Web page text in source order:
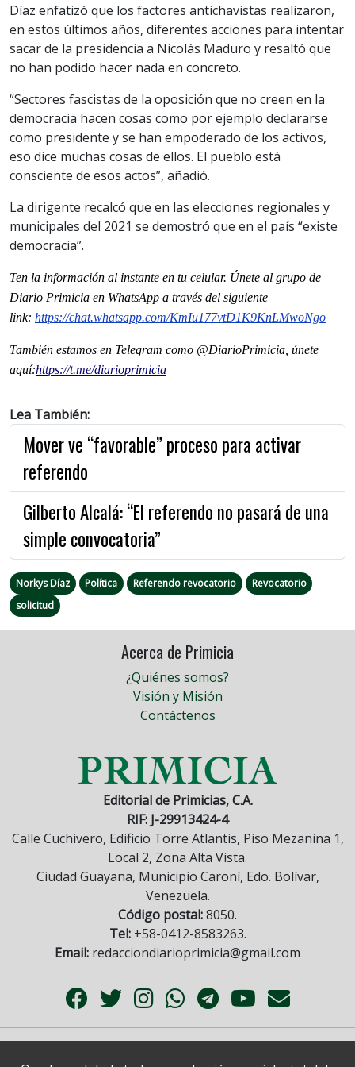
Díaz enfatizó que los factores antichavistas realizaron,
en estos últimos años, diferentes acciones para intentar
sacar de la presidencia a Nicolás Maduro y resaltó que
no han podido hacer nada en concreto.
“Sectores fascistas de la oposición que no creen en la
democracia hacen cosas como por ejemplo declararse
como presidente y se han empoderado de los activos,
eso dice muchas cosas de ellos. El pueblo está
consciente de esos actos”, añadió.
La dirigente recalcó que en las elecciones regionales y
municipales del 2021 se demostró que en el país “existe
democracia”.
Ten la información al instante en tu celular. Únete al grupo de
Diario Primicia en WhatsApp a través del siguiente
link: https://chat.whatsapp.com/KmIu177vtD1K9KnLMwoNgo
También estamos en Telegram como @DiarioPrimicia, únete
aquí:https://t.me/diarioprimicia
Lea También:
Mover ve “favorable” proceso para activar
referendo
Gilberto Alcalá: “El referendo no pasará de una
simple convocatoria”
Norkys Díaz Política Referendo revocatorio
Revocatorio
solicitud
Acerca de Primicia
¿Quiénes somos?
Visión y Misión
Contáctenos
Editorial de Primicias, C.A.
RIF: J-29913424-4
Calle Cuchivero, Edificio Torre Atlantis, Piso Mezanina 1,
Local 2, Zona Alta Vista.
Ciudad Guayana, Municipio Caroní, Edo. Bolívar,
Venezuela.
Código postal:8050.
Tel:+58-0412-8583263.
Email: redacciondiarioprimicia@gmail.com